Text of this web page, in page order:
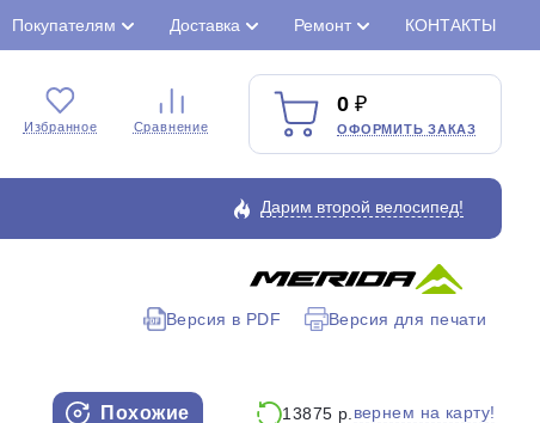
Покупателям Доставка Ремонт КОНТАКТЫ
Избранное Сравнение
0
ОФОРМИТЬ ЗАКАЗ
Дарим второй велосипед!
Версия в PDF Версия для печати
Похожие 13875 р. вернем на карту!